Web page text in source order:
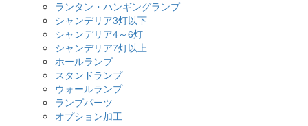
ランタン・ハンギングランプ
シャンデリア3灯以下
シャンデリア4～6灯
シャンデリア7灯以上
ホールランプ
スタンドランプ
ウォールランプ
ランプパーツ
オプション加工